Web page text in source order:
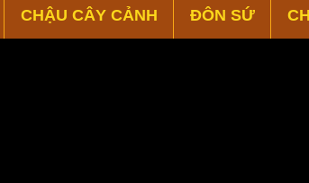
CHẬU CÂY CẢNH ĐÔN SỨ